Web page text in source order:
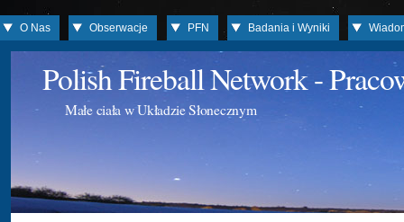
O Nas Obserwacje PFN Badania i Wyniki
Polish Fireball Network -
Małe ciała w Układzie Słonecznym